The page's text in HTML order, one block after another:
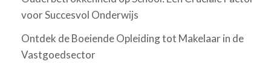
voor Succesvol Onderwijs
Ontdek de Boeiende Opleiding tot Makelaar in de
Vastgoedsector